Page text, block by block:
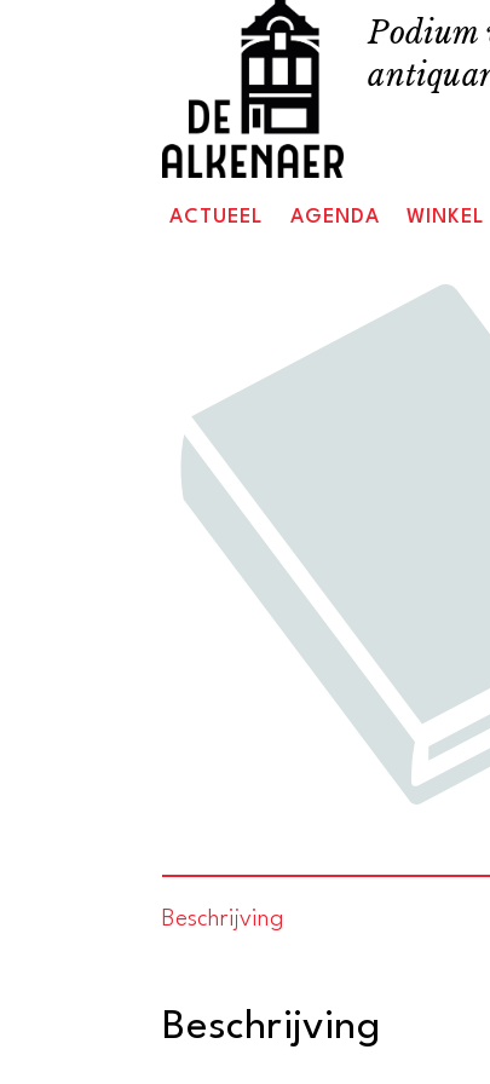
Podium
ACTUEEL AGENDA WINKEL
Beschrijving
Beschrijving